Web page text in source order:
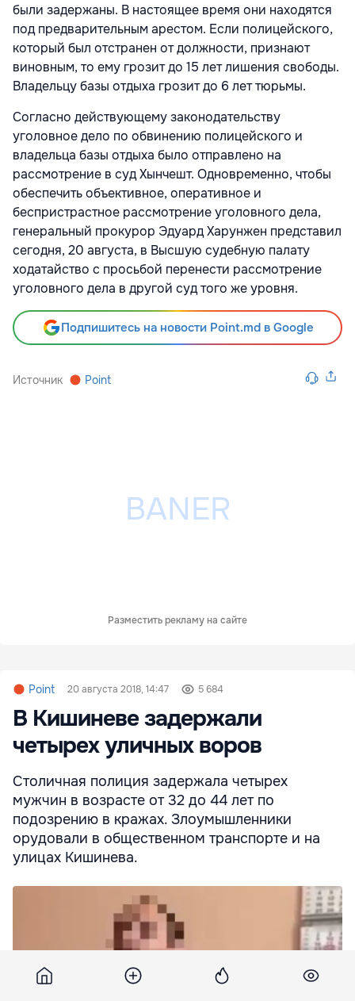
были задержаны. В настоящее время они находятся
под предварительным арестом. Если полицейского,
который был отстранен от должности, признают
виновным, то ему грозит до 15 лет лишения свободы.
Владельцу базы отдыха грозит до 6 лет тюрьмы.
Согласно действующему законодательству
уголовное дело по обвинению полицейского и
владельца базы отдыха было отправлено на
рассмотрение в суд Хынчешт. Одновременно, чтобы
обеспечить объективное, оперативное и
беспристрастное рассмотрение уголовного дела,
генеральный прокурор Эдуард Харунжен представил
сегодня, 20 августа, в Высшую судебную палату
ходатайство с просьбой перенести рассмотрение
уголовного дела в другой суд того же уровня.
Подпишитесь на новости Point.md в Google
Источник Point
Разместить рекламу на сайте
Point 20 августа 2018, 14:47 5 684
В Кишиневе задержали
четырех уличных воров
Столичная полиция задержала четырех
мужчин в возрасте от 32 до 44 лет по
подозрению в кражах. Злоумышленники
орудовали в общественном транспорте и на
улицах Кишинева.